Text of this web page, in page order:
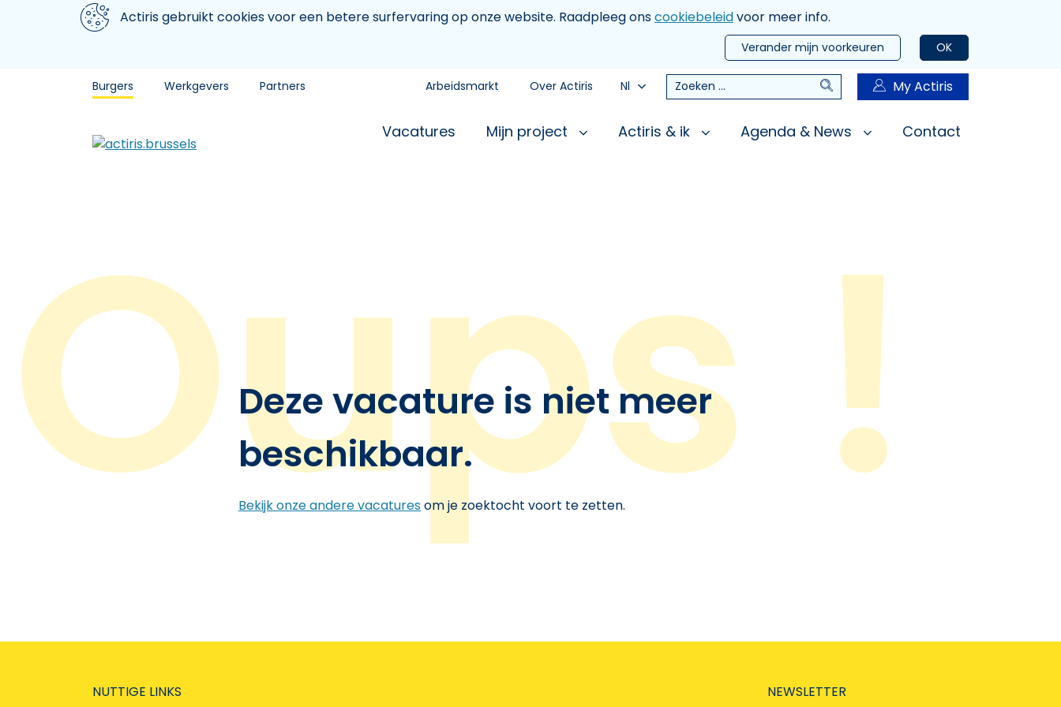
Aller au contenu principal
We gebruiken cookiesActiris gebruikt cookies voor een betere surfervaring op onze website. Raadpleeg onscookiebeleidvoor meer info.
OK
Verander mijn voorkeuren
Burgers Werkgevers Partners Arbeidsmarkt Over Actiris Nl Zoeken Zoeken My Actiris
Vacatures Mijn project Actiris & ik Agenda & News Contact
Deze vacature is niet meer
beschikbaar.
Bekijk onze andere vacaturesom je zoektocht voort te zetten.
NUTTIGE LINKS NEWSLETTER